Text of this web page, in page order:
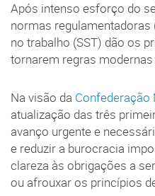
Após intenso esforço do
normas regulamentadoras
no trabalho (SST) dão os
tornarem regras modernas
Na visão da Confederação
atualização das três
avanço urgente e
e reduzir a burocracia
clareza às obrigações a
ou afrouxar os princípios